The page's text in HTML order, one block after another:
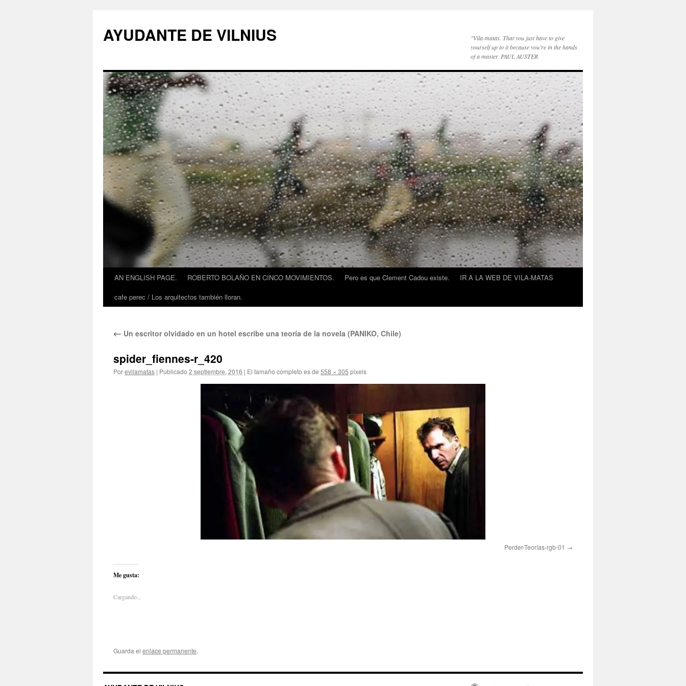
AYUDANTE DE VILNIUS
"Vila-matas. That you just have to give
yourself up to it because you’re in the hands
of a master. PAUL AUSTER
AN ENGLISH PAGE. ROBERTO BOLAÑO EN CINCO MOVIMIENTOS. Pero es que Clement Cadou existe.
IR A LA WEB DE VILA-MATAS
cafe perec / Los arquitectos también lloran.
← Un escritor olvidado en un hotel escribe una teoría de la novela (PANIKO, Chile)
spider_fiennes-r_420
Porevilamatas | Publicado 2 septiembre, 2016 | El tamaño completo es de 558 × 305 pixels
Perder-Teorías-rgb-01
Me gusta:
Cargando...
Guarda el enlace permanente.